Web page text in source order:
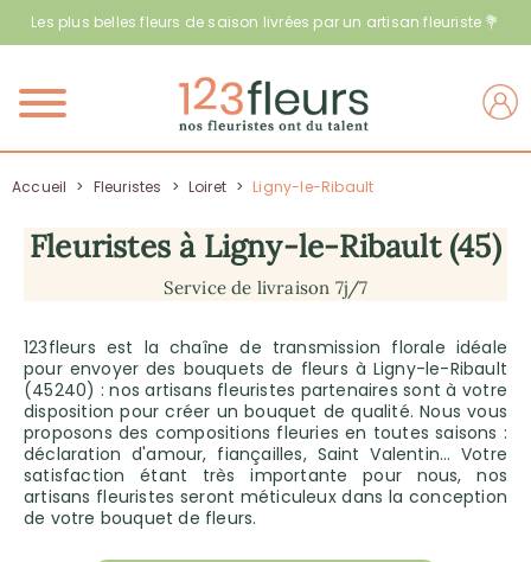
Les plus belles fleurs de saison livrées par un artisan fleuriste 💐
Menu
Accueil > Fleuristes > Loiret > Ligny-le-Ribault
Fleuristes à Ligny-le-Ribault (45)
Service de livraison 7j/7
123fleurs est la chaîne de transmission florale idéale
pour envoyer des bouquets de fleurs à Ligny-le-Ribault
(45240) : nos artisans fleuristes partenaires sont à votre
disposition pour créer un bouquet de qualité. Nous vous
proposons des compositions fleuries en toutes saisons :
déclaration d'amour, fiançailles, Saint Valentin… Votre
satisfaction étant très importante pour nous, nos
artisans fleuristes seront méticuleux dans la conception
de votre bouquet de fleurs.